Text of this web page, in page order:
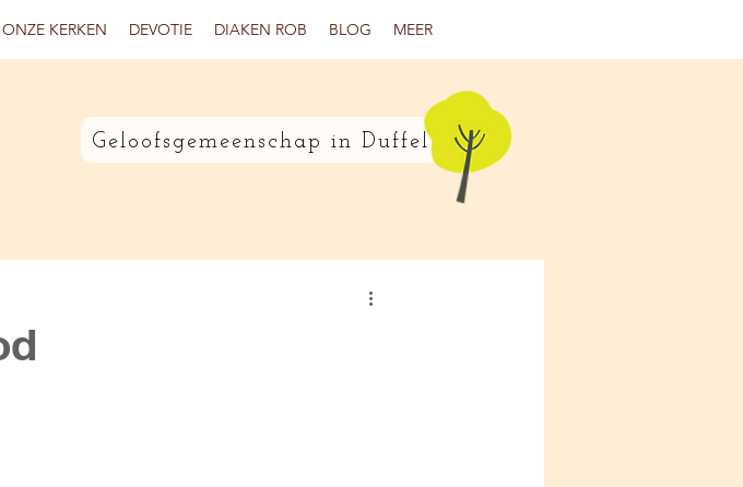
ONZE KERKEN DEVOTIE DIAKEN ROB BLOG MEER
Geloofsgemeenschap in Duffel